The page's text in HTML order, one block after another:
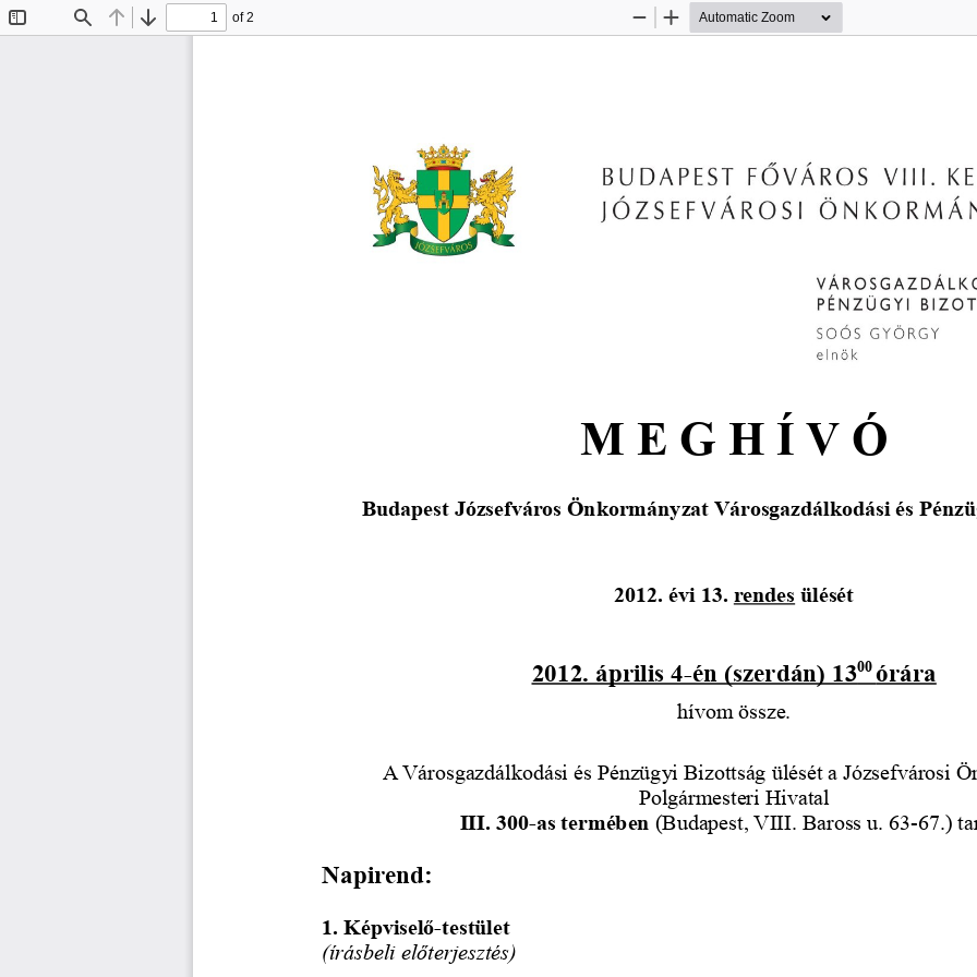
Find Previous
Next
of 2
Zoom
Zoom
M E G H Í V Ó
Budapest Józsefváros Önkormányzat Városgazdálkodási és
2012. évi 13. rendes ülését
2012. április 4-én (szerdán) 1300 órára
hívom össze.
A Városgazdálkodási és Pénzügyi Bizottság ülését a Józsefvárosi
Polgármesteri Hivatal
III. 300-as termében (Budapest, VIII. Baross u. 63-67.)
Napirend:
1. Képviselő-testület
(írásbeli előterjesztés)